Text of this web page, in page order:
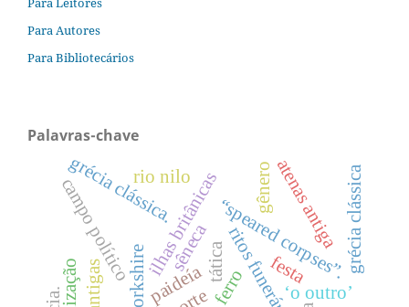
Para Autores
Para Bibliotecários
Palavras-chave
ritos funerários
ilhas britânicas
yorkshire “speared corpses”.
‘o outro’
campo político atenas antiga
grécia clássica. grécia clássica
paideíatática
gênero
rio nilo
festa
sêneca